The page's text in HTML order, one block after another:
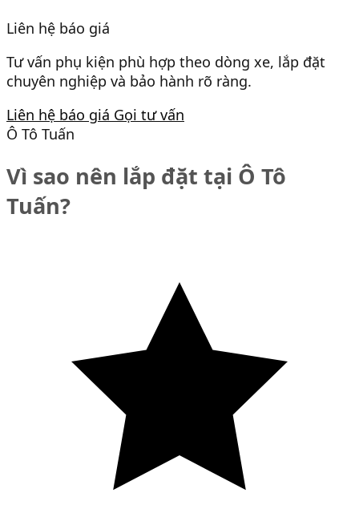
Liên hệ báo giá
Tư vấn phụ kiện phù hợp theo dòng xe, lắp đặt
chuyên nghiệp và bảo hành rõ ràng.
Liên hệ báo giá Gọi tư vấn
Ô Tô Tuấn
Vì sao nên lắp đặt tại Ô Tô
Tuấn?